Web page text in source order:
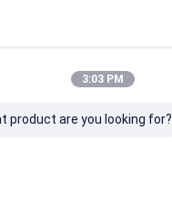
ফিন টিউব
3:03 PM
product are you looking for?